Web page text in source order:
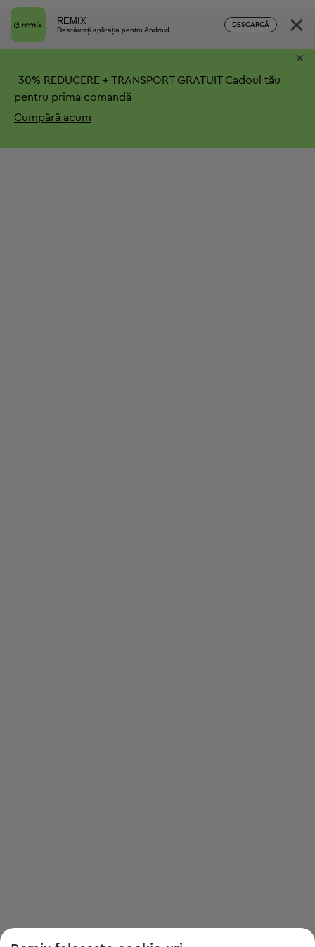
REMIX
Descărcați aplicația pentru Android
DESCARCĂ ×
-30% REDUCERE + TRANSPORT GRATUITCadoul tău
pentru prima comandă
Cumpără acum
×